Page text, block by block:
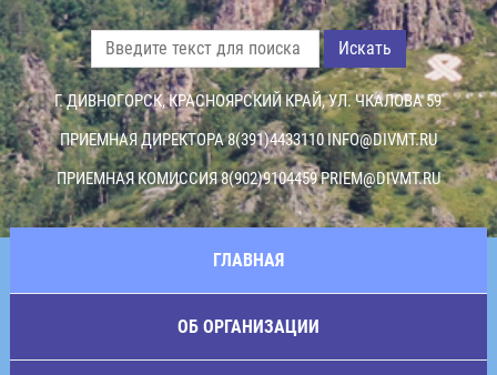
Искать
Г. ДИВНОГОРСК, КРАСНОЯРСКИЙ КРАЙ, УЛ. ЧКАЛОВА 59
ПРИЕМНАЯ ДИРЕКТОРА 8(391)4433110INFO@DIVMT.RU
ПРИЕМНАЯ КОМИССИЯ 8(902)9104459PRIEM@DIVMT.RU
ГЛАВНАЯ
ОБ ОРГАНИЗАЦИИ